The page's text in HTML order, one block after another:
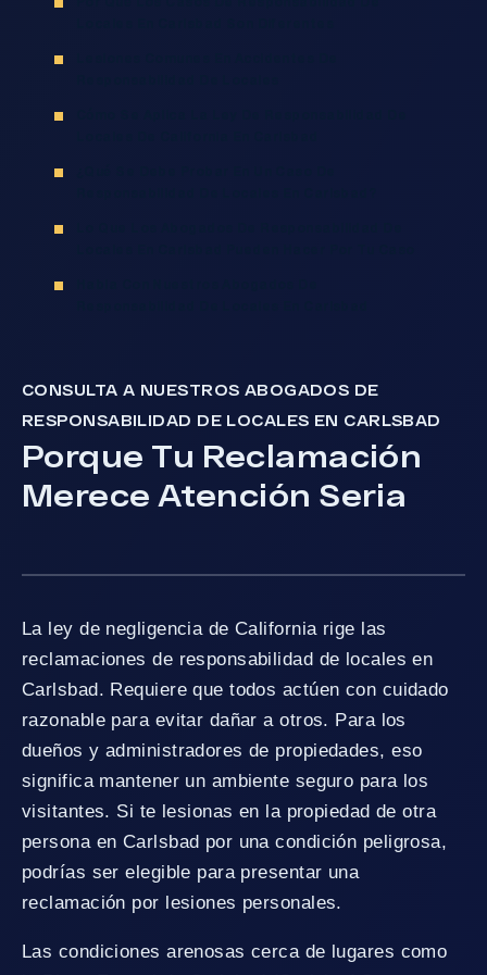
CONSULTA A NUESTROS ABOGADOS DE
RESPONSABILIDAD DE LOCALES EN CARLSBAD
Porque Tu Reclamación
Merece Atención Seria
La ley de negligencia de California rige las
reclamaciones de responsabilidad de locales en
Carlsbad. Requiere que todos actúen con cuidado
razonable para evitar dañar a otros. Para los
dueños y administradores de propiedades, eso
significa mantener un ambiente seguro para los
visitantes. Si te lesionas en la propiedad de otra
persona en Carlsbad por una condición peligrosa,
podrías ser elegible para presentar una
reclamación por lesiones personales.
Las condiciones arenosas cerca de lugares como